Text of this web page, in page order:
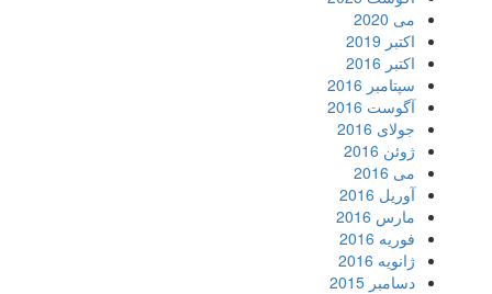
می 2020
اکتبر 2019
اکتبر 2016
سپتامبر 2016
آگوست 2016
جولای 2016
ژوئن 2016
می 2016
آوریل 2016
مارس 2016
فوریه 2016
ژانویه 2016
دسامبر 2015